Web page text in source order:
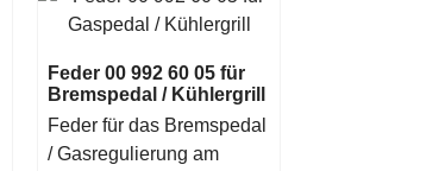
Feder 00 992 60 05 für
Bremspedal / Kühlergrill
Feder für das Bremspedal
/ Gasregulierung am